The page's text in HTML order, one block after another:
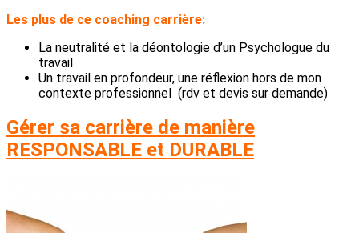
Les plus de ce coaching carrière:
La neutralité et la déontologie d’un Psychologue du
travail
Un travail en profondeur, une réflexion hors de mon
contexte professionnel (rdv et devis sur demande)
Gérer sa carrière de manière
RESPONSABLE et DURABLE